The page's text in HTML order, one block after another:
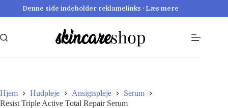
Denne side indeholder reklamelinks · Læs mere
Hjem Hudpleje Ansigtspleje
Serum
Resist Triple Active Total Repair Serum